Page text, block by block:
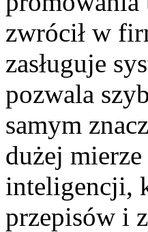
zwrócił w
zasługuje
pozwala
samym
dużej
inteligencji,
przepisów i